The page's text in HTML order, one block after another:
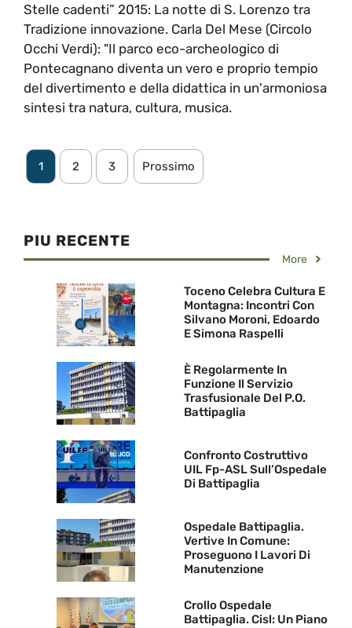
Stelle cadenti” 2015: La notte di S. Lorenzo tra
Tradizione innovazione. Carla Del Mese (Circolo
Occhi Verdi): "Il parco eco-archeologico di
Pontecagnano diventa un vero e proprio tempio
del divertimento e della didattica in un'armoniosa
sintesi tra natura, cultura, musica.
1 2 3 Prossimo
PIU RECENTE
More
Toceno Celebra Cultura E
Montagna: Incontri Con
Silvano Moroni, Edoardo
E Simona Raspelli
È Regolarmente In
Funzione Il Servizio
Trasfusionale Del P.O.
Battipaglia
Confronto Costruttivo
UIL Fp-ASL Sull’Ospedale
Di Battipaglia
Ospedale Battipaglia.
Vertive In Comune:
Proseguono I Lavori Di
Manutenzione
Crollo Ospedale
Battipaglia. Cisl: Un Piano